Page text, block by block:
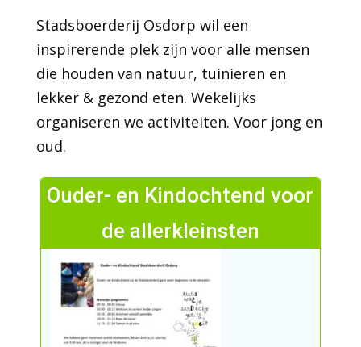
Stadsboerderij Osdorp wil een
inspirerende plek zijn voor alle mensen
die houden van natuur, tuinieren en
lekker & gezond eten. Wekelijks
organiseren we activiteiten. Voor jong en
oud.
Ouder- en Kindochtend voor
de allerkleinsten